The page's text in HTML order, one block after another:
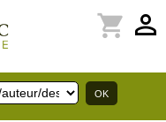
perm_identity
shopping_cart